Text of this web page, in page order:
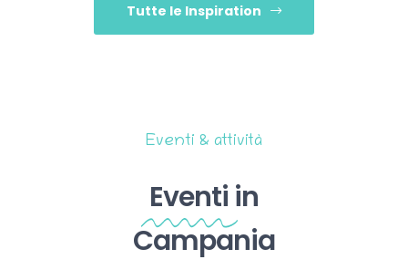
Tutte le Inspiration
Eventi & attività
Eventi in
Campania